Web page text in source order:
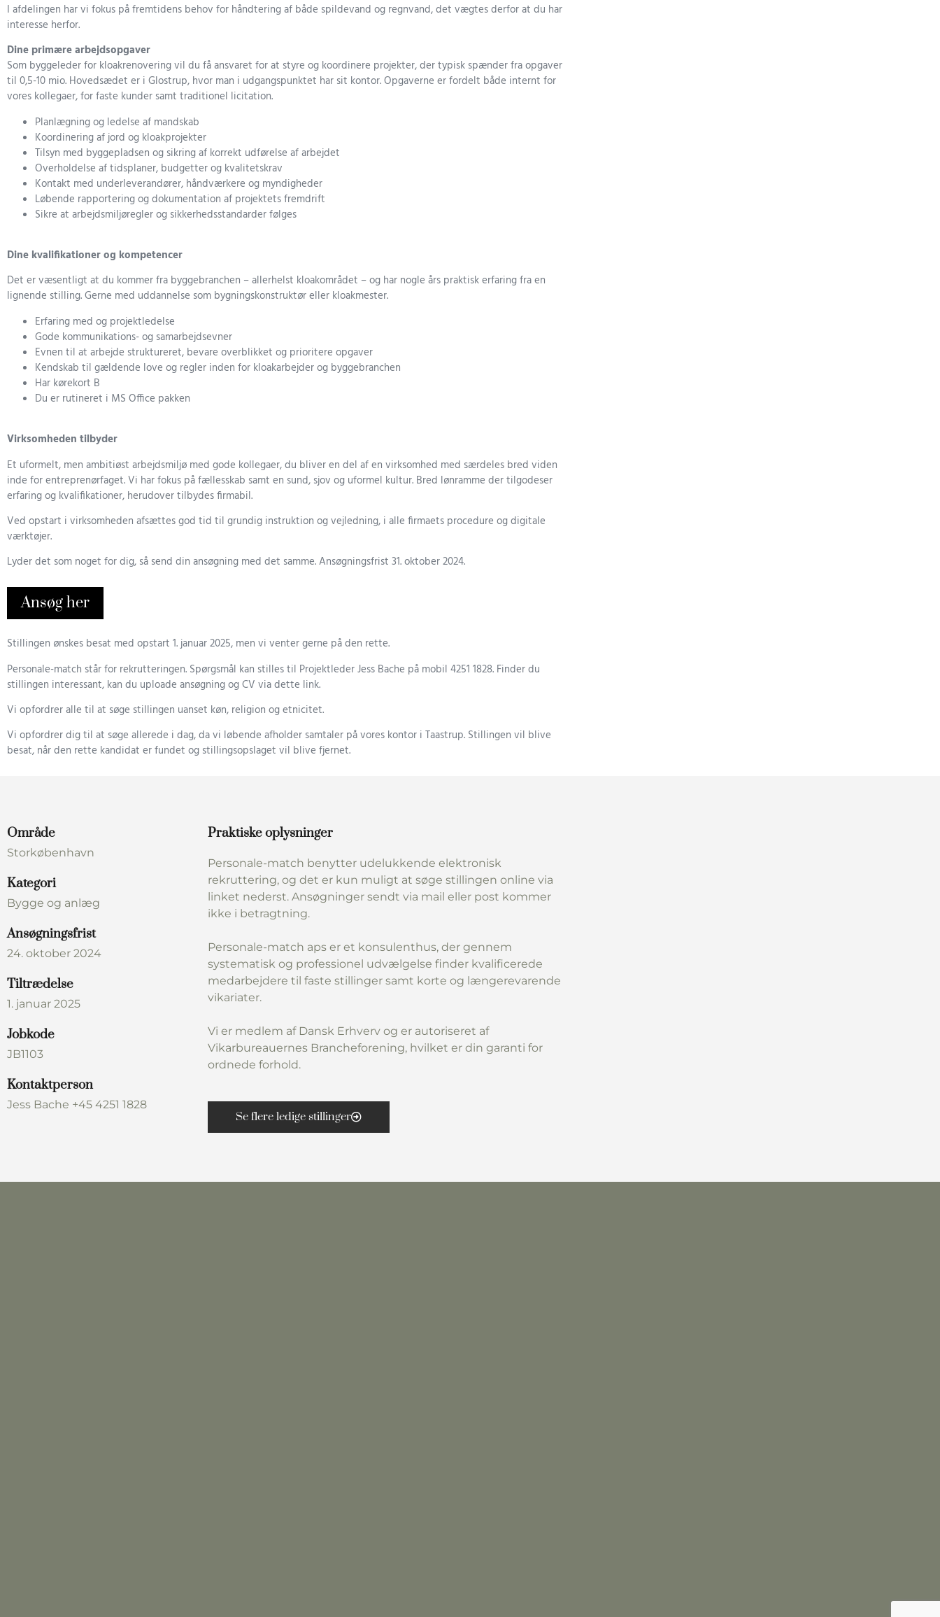
I afdelingen har vi fokus på fremtidens behov for håndtering af både spildevand og regnvand, det vægtes derfor at du har
interesse herfor.
Dine primære arbejdsopgaver
Som byggeleder for kloakrenovering vil du få ansvaret for at styre og koordinere projekter, der typisk spænder fra opgaver
til 0,5-10 mio. Hovedsædet er i Glostrup, hvor man i udgangspunktet har sit kontor. Opgaverne er fordelt både internt for
vores kollegaer, for faste kunder samt traditionel licitation.
Planlægning og ledelse af mandskab
Koordinering af jord og kloakprojekter
Tilsyn med byggepladsen og sikring af korrekt udførelse af arbejdet
Overholdelse af tidsplaner, budgetter og kvalitetskrav
Kontakt med underleverandører, håndværkere og myndigheder
Løbende rapportering og dokumentation af projektets fremdrift
Sikre at arbejdsmiljøregler og sikkerhedsstandarder følges
Dine kvalifikationer og kompetencer
Det er væsentligt at du kommer fra byggebranchen – allerhelst kloakområdet – og har nogle års praktisk erfaring fra en
lignende stilling. Gerne med uddannelse som bygningskonstruktør eller kloakmester.
Erfaring med og projektledelse
Gode kommunikations- og samarbejdsevner
Evnen til at arbejde struktureret, bevare overblikket og prioritere opgaver
Kendskab til gældende love og regler inden for kloakarbejder og byggebranchen
Har kørekort B
Du er rutineret i MS Office pakken
Virksomheden tilbyder
Et uformelt, men ambitiøst arbejdsmiljø med gode kollegaer, du bliver en del af en virksomhed med særdeles bred viden
inde for entreprenørfaget. Vi har fokus på fællesskab samt en sund, sjov og uformel kultur. Bred lønramme der tilgodeser
erfaring og kvalifikationer, herudover tilbydes firmabil.
Ved opstart i virksomheden afsættes god tid til grundig instruktion og vejledning, i alle firmaets procedure og digitale
værktøjer.
Lyder det som noget for dig, så send din ansøgning med det samme. Ansøgningsfrist 31. oktober 2024.
Ansøg her
Stillingen ønskes besat med opstart 1. januar 2025, men vi venter gerne på den rette.
Personale-match står for rekrutteringen. Spørgsmål kan stilles til Projektleder Jess Bache på mobil 4251 1828. Finder du
stillingen interessant, kan du uploade ansøgning og CV via dette link.
Vi opfordrer alle til at søge stillingen uanset køn, religion og etnicitet.
Vi opfordrer dig til at søge allerede i dag, da vi løbende afholder samtaler på vores kontor i Taastrup. Stillingen vil blive
besat, når den rette kandidat er fundet og stillingsopslaget vil blive fjernet.
Område
Storkøbenhavn
Kategori
Bygge og anlæg
Ansøgningsfrist
24. oktober 2024
Tiltrædelse
1. januar 2025
Jobkode
JB1103
Kontaktperson
Jess Bache +45 4251 1828
Praktiske oplysninger
Personale-match benytter udelukkende elektronisk
rekruttering, og det er kun muligt at søge stillingen online via
linket nederst. Ansøgninger sendt via mail eller post kommer
ikke i betragtning.
Personale-match aps er et konsulenthus, der gennem
systematisk og professionel udvælgelse finder kvalificerede
medarbejdere til faste stillinger samt korte og længerevarende
vikariater.
Vi er medlem af Dansk Erhverv og er autoriseret af
Vikarbureauernes Brancheforening, hvilket er din garanti for
ordnede forhold.
Se flere ledige stillinger